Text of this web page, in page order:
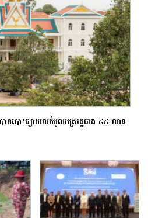
ានបោះផ្សាយលក់មូលបត្ររដ្ឋជាង ៤៤ លាន